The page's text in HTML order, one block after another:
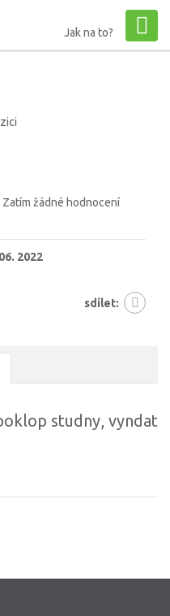
Jak na to?
Zatím žádné hodnocení
2022
sdílet:
studny, vyndat